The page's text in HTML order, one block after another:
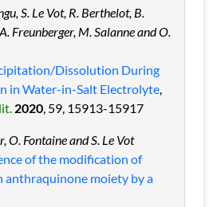
S. Le Vot, R. Berthelot, B.
Freunberger, M. Salanne and O.
Dissolution During
in Water-in-Salt Electrolyte,
2020, 59, 15913-15917
O. Fontaine and S. Le Vot
of the modification of
anthraquinone moiety by a